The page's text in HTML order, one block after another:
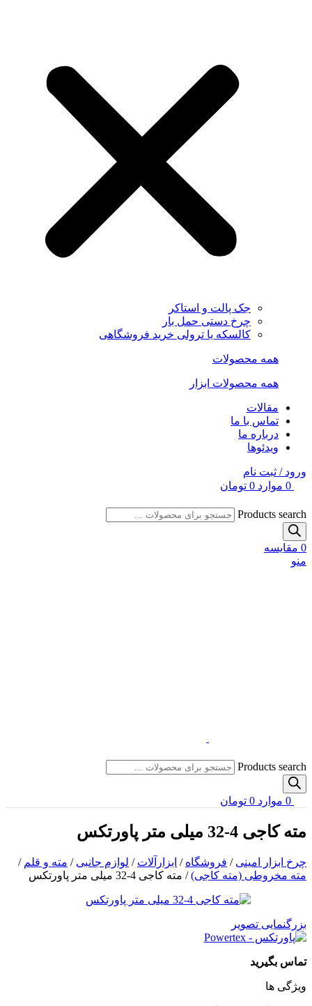
جک پالت و استاکر
چرخ دستی حمل بار
کالسکه یا ترولی خرید فروشگاهی
همه محصولات
همه محصولات ابزار
مقالات
تماس با ما
درباره ما
ویدئوها
ورود / ثبت نام
0 موارد 0 تومان
Products search
0 مقایسه
منو
Products search
0 موارد 0 تومان
مته کاجی 4-32 میلی متر پاورتکس
چرخ ابزار امینی / فروشگاه / ابزارآلات / لوازم جانبی / مته و قلم /
مته مخروطی (مته کاجی)/ مته کاجی 4-32 میلی متر پاورتکس
بزرگنمایی تصویر
تماس بگیرید
ویژگی ها